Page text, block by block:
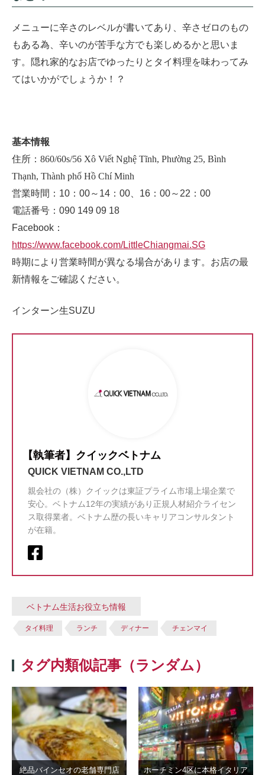
メニューに辛さのレベルが書いてあり、辛さゼロのもの
もある為、辛いのが苦手な方でも楽しめるかと思いま
す。隠れ家的なお店でゆったりとタイ料理を味わってみ
てはいかがでしょうか！？
基本情報
住所： 860/60s/56 Xô Viết Nghệ Tĩnh, Phường 25, Bình
Thạnh, Thành phố Hồ Chí Minh
営業時間：10：00～14：00、16：00～22：00
電話番号：090 149 09 18
Facebook：
https://www.facebook.com/LittleChiangmai.SG
時期により営業時間が異なる場合があります。お店の最
新情報をご確認ください。
インターン生SUZU
【執筆者】クイックベトナム
QUICK VIETNAM CO.,LTD
親会社の（株）クイックは東証プライム市場上場企業で
安心。ベトナム12年の実績があり正規人材紹介ライセン
ス取得業者。ベトナム歴の長いキャリアコンサルタント
が在籍。
ベトナム生活お役立ち情報
タイ料理 ランチ ディナー チェンマイ
タグ内類似記事（ランダム）
絶品バインセオの老舗専門店
ホーチミン4区に本格イタリア